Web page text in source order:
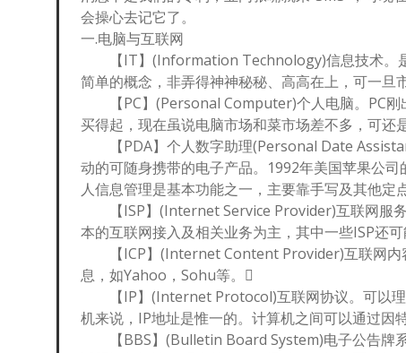
会操心去记它了。
一.电脑与互联网
【IT】(Information Technology)信息技术。是
简单的概念，非弄得神神秘秘、高高在上，可一旦
【PC】(Personal Computer)个人电脑。PC刚
买得起，现在虽说电脑市场和菜市场差不多，可还
【PDA】个人数字助理(Personal Date
动的可随身携带的电子产品。1992年美国苹果公
人信息管理是基本功能之一，主要靠手写及其他定
【ISP】(Internet Service Provider)互联网服务
本的互联网接入及相关业务为主，其中一些ISP还
【ICP】(Internet Content Provider)互联网内
息，如Yahoo，Sohu等。
【IP】(Internet Protocol)互联网协议。可以理
机来说，IP地址是惟一的。计算机之间可以通过因
【BBS】(Bulletin Board System)电子公告牌系